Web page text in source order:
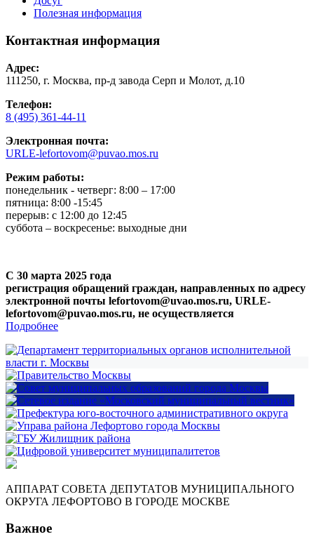
Полезная информация
Контактная информация
Адрес:
111250, г. Москва, пр-д завода Серп и Молот, д.10
Телефон:
8 (495) 361-44-11
Электронная почта:
URLE-lefortovom@puvao.mos.ru
Режим работы:
понедельник - четверг: 8:00 – 17:00
пятница: 8:00 -15:45
перерыв: с 12:00 до 12:45
суббота – воскресенье: выходные дни
С 30 марта 2025 года
регистрация обращений граждан, направленных по адресу
электронной почты lefortovom@uvao.mos.ru, URLE-
lefortovom@puvao.mos.ru, не осуществляется
Подробнее
АППАРАТ СОВЕТА ДЕПУТАТОВ МУНИЦИПАЛЬНОГО
ОКРУГА ЛЕФОРТОВО В ГОРОДЕ МОСКВЕ
Важное